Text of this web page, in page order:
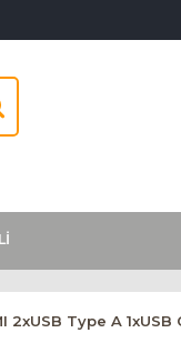
2xUSB Type A